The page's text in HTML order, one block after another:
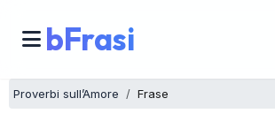
bFrasi
Proverbi sull’Amore Frase